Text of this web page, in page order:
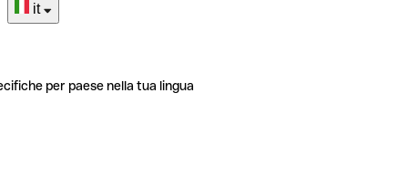
it
per paese nella tua lingua